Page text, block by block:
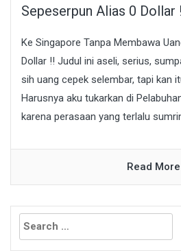
Sepeserpun Alias 0 Dollar
Ke Singapore Tanpa Membawa
Dollar !! Judul ini aseli, serius,
sih uang cepek selembar, tapi kan
Harusnya aku tukarkan di
karena perasaan yang terlalu
Read More
Search
for: